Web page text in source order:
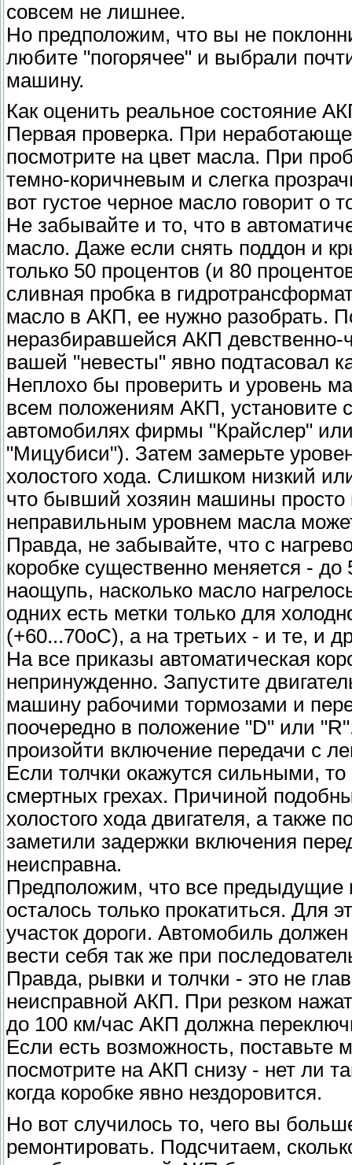
совсем не лишнее.
Но предположим, что вы не
любите "погорячее" и выбрали
машину.
Как оценить реальное состояние
Первая проверка. При
посмотрите на цвет масла. При
темно-коричневым и слегка
вот густое черное масло говорит о
Не забывайте и то, что в
масло. Даже если снять поддон и
только 50 процентов (и 80
сливная пробка в
масло в АКП, ее нужно разобрать.
неразбиравшейся АКП девственно-
вашей "невесты" явно подтасовал
Неплохо бы проверить и уровень
всем положениям АКП, установите
автомобилях фирмы "Крайслер"
"Мицубиси"). Затем замерьте
холостого хода. Слишком низкий
что бывший хозяин машины просто
неправильным уровнем масла
Правда, не забывайте, что с
коробке существенно меняется -
наощупь, насколько масло
одних есть метки только для
(+60...70oС), а на третьих - и те, и
На все приказы автоматическая
непринужденно. Запустите
машину рабочими тормозами и
поочередно в положение "D" или
произойти включение передачи с
Если толчки окажутся сильными,
смертных грехах. Причиной
холостого хода двигателя, а также
заметили задержки включения
неисправна.
Предположим, что все предыдущие
осталось только прокатиться. Для
участок дороги. Автомобиль
вести себя так же при
Правда, рывки и толчки - это не
неисправной АКП. При резком
до 100 км/час АКП должна
Если есть возможность,
посмотрите на АКП снизу - нет ли
когда коробке явно нездоровится.
Но вот случилось то, чего вы
ремонтировать. Подсчитаем,